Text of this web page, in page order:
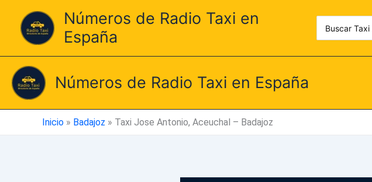
contenido
Números de Radio Taxi en
España
for:
Números de Radio Taxi en España
Inicio » Badajoz » Taxi Jose Antonio, Aceuchal – Badajoz